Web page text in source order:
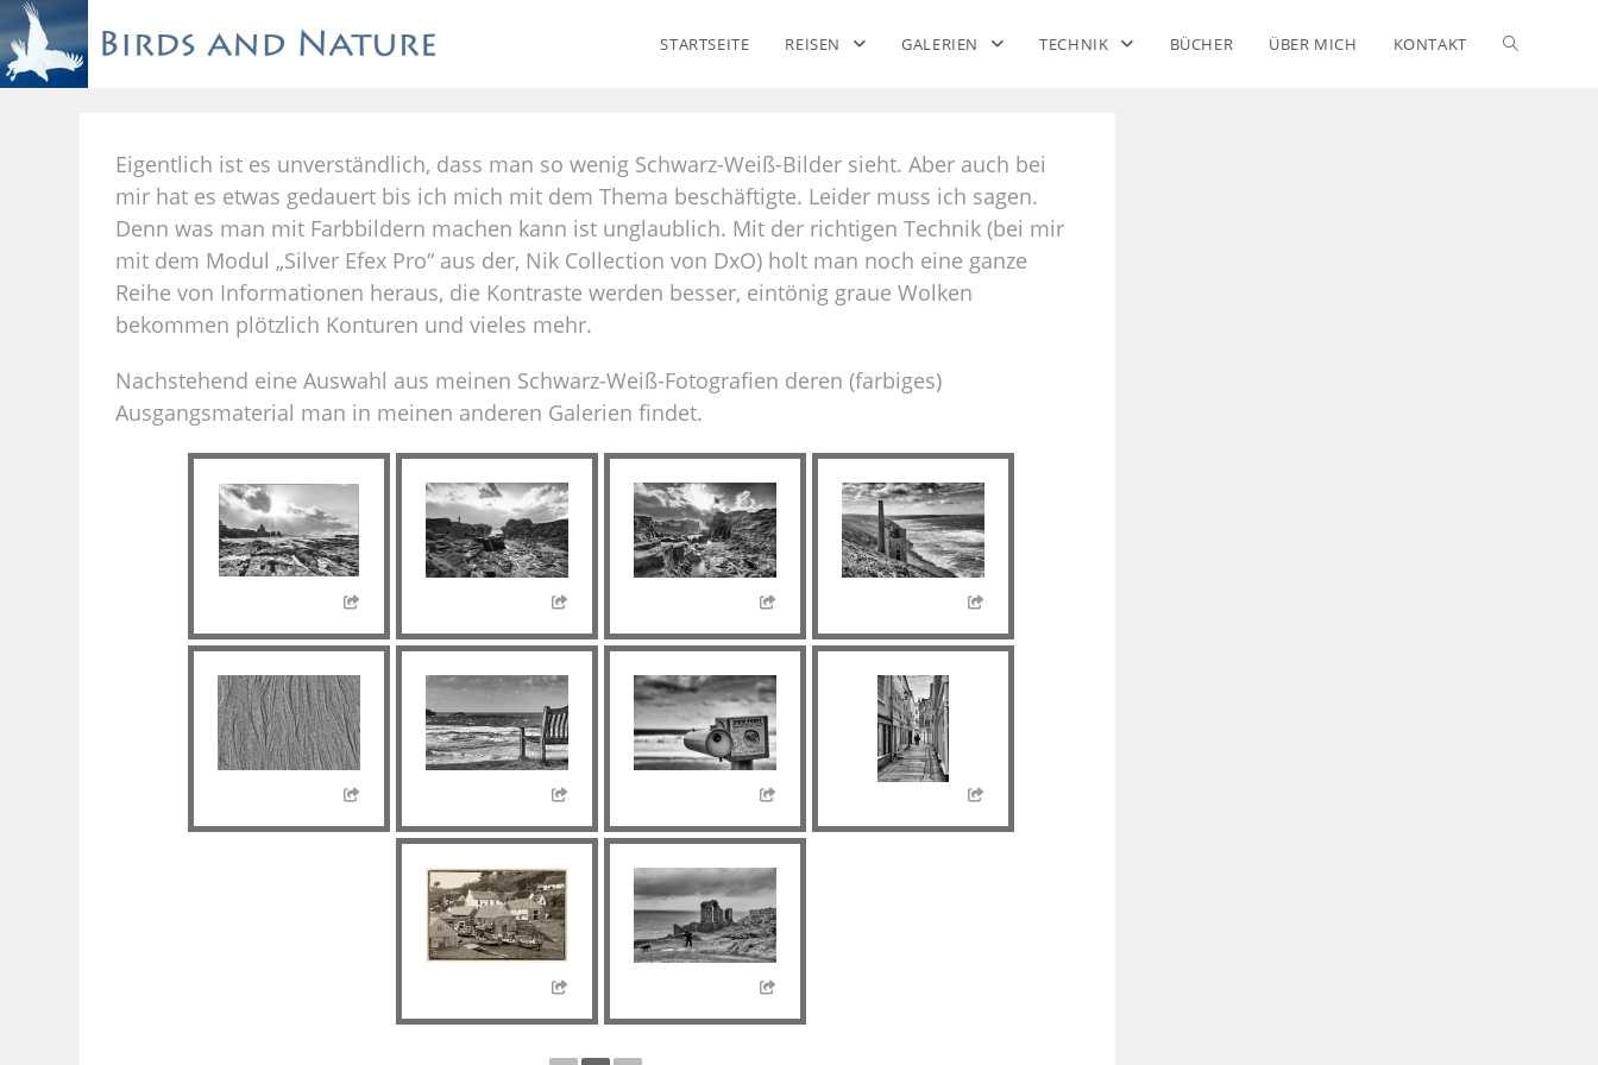
STARTSEITE REISEN GALERIEN TECHNIK BÜCHER ÜBER MICH KONTAKT
Eigentlich ist es unverständlich, dass man so wenig Schwarz-Weiß-Bilder sieht. Aber auch bei
mir hat es etwas gedauert bis ich mich mit dem Thema beschäftigte. Leider muss ich sagen.
Denn was man mit Farbbildern machen kann ist unglaublich. Mit der richtigen Technik (bei mir
mit dem Modul „Silver Efex Pro“ aus der, Nik Collection von DxO) holt man noch eine ganze
Reihe von Informationen heraus, die Kontraste werden besser, eintönig graue Wolken
bekommen plötzlich Konturen und vieles mehr.
Nachstehend eine Auswahl aus meinen Schwarz-Weiß-Fotografien deren (farbiges)
Ausgangsmaterial man in meinen anderen Galerien findet.